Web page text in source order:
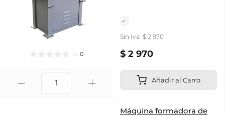
0
Sin Iva: $ 2 970
$ 2 970
Añadir al Carro
Máquina formadora de